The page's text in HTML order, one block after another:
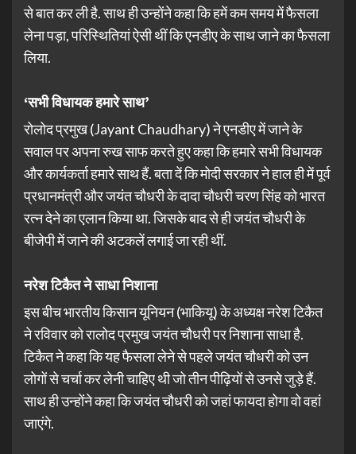
से बात कर ली है. साथ ही उन्होंने कहा कि हमें कम समय में फैसला
लेना पड़ा, परिस्थितियां ऐसी थीं कि एनडीए के साथ जाने का फैसला
लिया.
‘सभी विधायक हमारे साथ’
रोलोद प्रमुख (Jayant Chaudhary) ने एनडीए में जाने के
सवाल पर अपना रुख साफ करते हुए कहा कि हमारे सभी विधायक
और कार्यकर्ता हमारे साथ हैं. बता दें कि मोदी सरकार ने हाल ही में पूर्व
प्रधानमंत्री और जयंत चौधरी के दादा चौधरी चरण सिंह को भारत
रत्न देने का एलान किया था. जिसके बाद से ही जयंत चौधरी के
बीजेपी में जाने की अटकलें लगाई जा रही थीं.
नरेश टिकैत ने साधा निशाना
इस बीच भारतीय किसान यूनियन (भाकियू) के अध्यक्ष नरेश टिकैत
ने रविवार को रालोद प्रमुख जयंत चौधरी पर निशाना साधा है.
टिकैत ने कहा कि यह फैसला लेने से पहले जयंत चौधरी को उन
लोगों से चर्चा कर लेनी चाहिए थी जो तीन पीढ़ियों से उनसे जुड़े हैं.
साथ ही उन्होंने कहा कि जयंत चौधरी को जहां फायदा होगा वो वहां
जाएंगे.